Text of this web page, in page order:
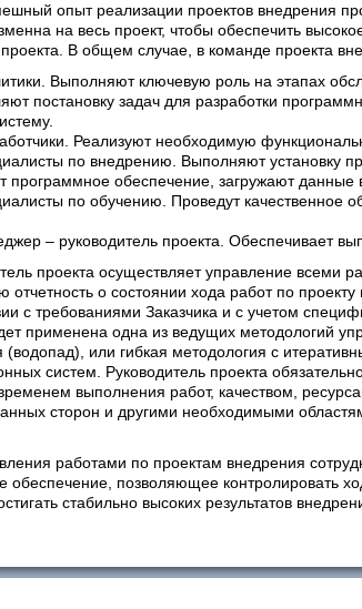
опыт реализации проектов внедрения
на весь проект, чтобы обеспечить
проекта. В общем случае, в команде проекта
Выполняют ключевую роль на этапах
постановку задач для разработки
Реализуют необходимую
по внедрению. Выполняют установку
программное обеспечение, загружают данные
по обучению. Проведут качественное
– руководитель проекта. Обеспечивает
проекта осуществляет управление всеми
отчетность о состоянии хода работ по проекту
с требованиями Заказчика и с учетом
применена одна из ведущих методологий
(водопад), или гибкая методология с
систем. Руководитель проекта
выполнения работ, качеством,
сторон и другими необходимыми
работами по проектам внедрения
обеспечение, позволяющее контролировать
стабильно высоких результатов